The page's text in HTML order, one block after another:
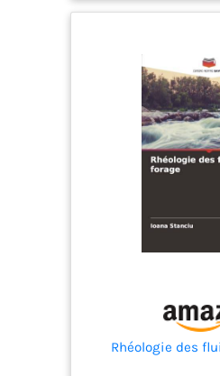
Rhéologie des